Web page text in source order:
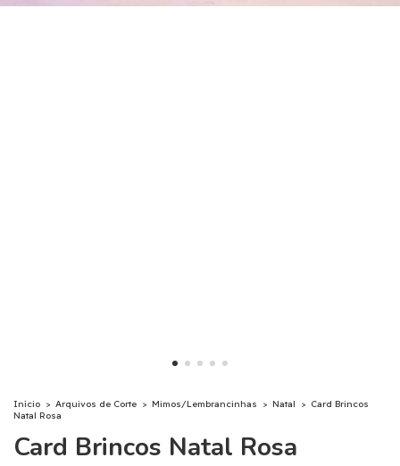
Início > Arquivos de Corte > Mimos/Lembrancinhas > Natal > Card Brincos
Natal Rosa
Card Brincos Natal Rosa